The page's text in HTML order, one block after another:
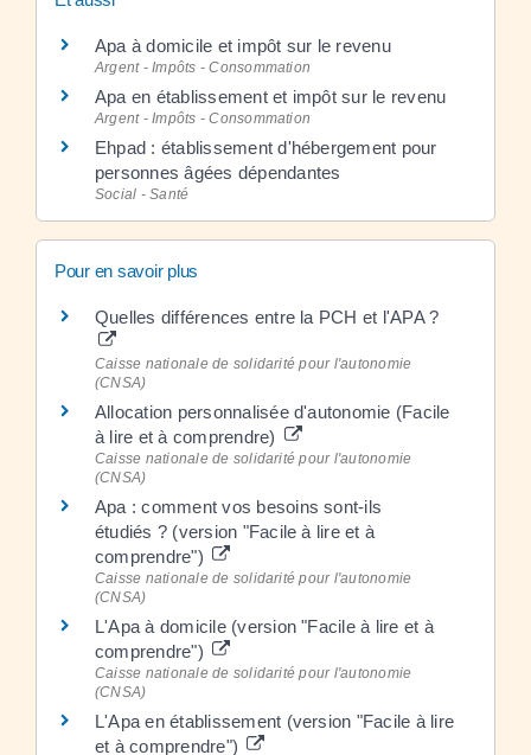
Apa à domicile et impôt sur le revenu
Argent - Impôts - Consommation
Apa en établissement et impôt sur le revenu
Argent - Impôts - Consommation
Ehpad : établissement d'hébergement pour
personnes âgées dépendantes
Social - Santé
Pour en savoir plus
Quelles différences entre la PCH et l'APA ?
Caisse nationale de solidarité pour l'autonomie
(CNSA)
Allocation personnalisée d'autonomie (Facile
à lire et à comprendre)
Caisse nationale de solidarité pour l'autonomie
(CNSA)
Apa : comment vos besoins sont-ils
étudiés ? (version "Facile à lire et à
comprendre")
Caisse nationale de solidarité pour l'autonomie
(CNSA)
L'Apa à domicile (version "Facile à lire et à
comprendre")
Caisse nationale de solidarité pour l'autonomie
(CNSA)
L'Apa en établissement (version "Facile à lire
et à comprendre")